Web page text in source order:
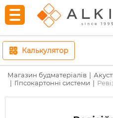
Калькулятор
Магазин будматеріалів
Гіпсокартонні системи